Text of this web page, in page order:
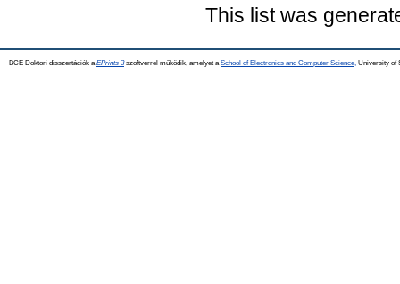
This list was
BCE Doktori disszertációk a EPrints 3szoftverrel működik, amelyet a School of Electronics and Computer Science, University of